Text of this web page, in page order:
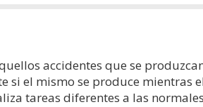
accidentes que se
si el mismo se produce mientras
tareas diferentes a las